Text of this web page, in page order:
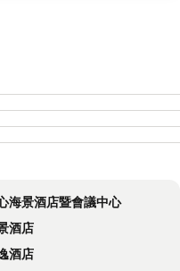
海景酒店暨會議中心
酒店
酒店